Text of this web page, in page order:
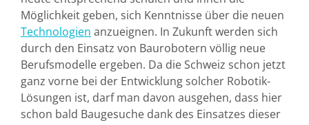
Möglichkeit geben, sich Kenntnisse über die neuen
Technologien anzueignen. In Zukunft werden sich
durch den Einsatz von Baurobotern völlig neue
Berufsmodelle ergeben. Da die Schweiz schon jetzt
ganz vorne bei der Entwicklung solcher Robotik-
Lösungen ist, darf man davon ausgehen, dass hier
schon bald Baugesuche dank des Einsatzes dieser